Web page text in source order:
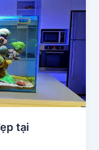
tại